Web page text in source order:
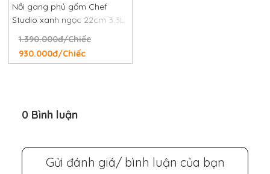
Nồi gang phủ gốm Chef
Studio xanh ngọc 22cm 3.3L
1.390.000đ/Chiếc
930.000đ/Chiếc
0 Bình luận
Gửi đánh giá/ bình luận của bạn